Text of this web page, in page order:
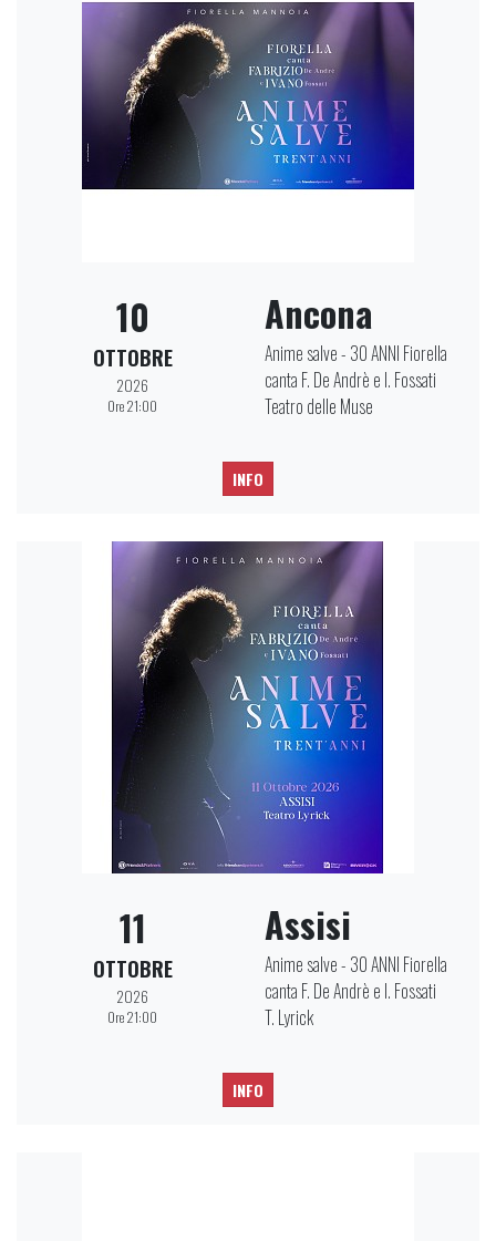
10
OTTOBRE
2026
Ore 21:00
Ancona
Anime salve - 30 ANNI Fiorella
canta F. De Andrè e I. Fossati
Teatro delle Muse
INFO
11
OTTOBRE
2026
Ore 21:00
Assisi
Anime salve - 30 ANNI Fiorella
canta F. De Andrè e I. Fossati
T. Lyrick
INFO